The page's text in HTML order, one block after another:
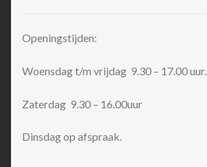
Openingstijden:
Woensdag t/m vrijdag 9.30 – 17.00 uur.
Zaterdag 9.30 – 16.00uur
Dinsdag op afspraak.